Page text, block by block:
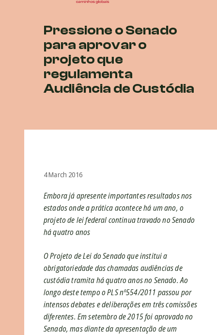
Pressione o Senado
para aprovar o
projeto que
regulamenta
Audiência de Custódia
4 March 2016
Embora já apresente importantes resultados nos
estados onde a prática acontece há um ano, o
projeto de lei federal continua travado no Senado
há quatro anos
O Projeto de Lei do Senado que institui a
obrigatoriedade das chamadas audiências de
custódia tramita há quatro anos no Senado. Ao
longo deste tempo o PLS nº554/2011 passou por
intensos debates e deliberações em três comissões
diferentes. Em setembro de 2015 foi aprovado no
Senado, mas diante da apresentação de um